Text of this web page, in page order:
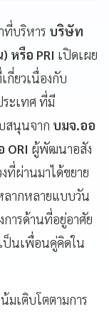
ที่บริหาร บริษัท
หรือ PRI เปิดเผย
กี่ยวเนื่องกับ
ะเทศ ที่มี
สนุนจาก บมจ.ออ
ORI ผู้พัฒนาอสัง
ที่ผ่านมาได้ขยาย
ลากหลายแบบวัน
ารด้านที่อยู่อาศัย
ป็นเพื่อนคู่คิดใน
มเติบโตตามการ